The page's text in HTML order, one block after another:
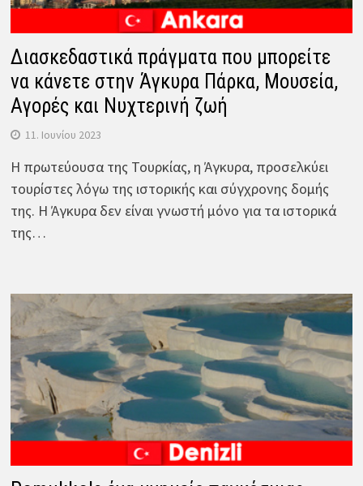
Διασκεδαστικά πράγματα που μπορείτε
να κάνετε στην Άγκυρα Πάρκα, Μουσεία,
Αγορές και Νυχτερινή ζωή
11. Ιουνίου 2023
Η πρωτεύουσα της Τουρκίας, η Άγκυρα, προσελκύει
τουρίστες λόγω της ιστορικής και σύγχρονης δομής
της. Η Άγκυρα δεν είναι γνωστή μόνο για τα ιστορικά
της…